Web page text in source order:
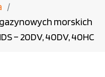
morskich
– 20DV, 40DV, 40HC